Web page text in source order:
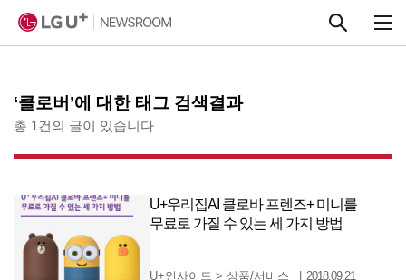
‘클로버’에 대한 태그 검색결과
총 1건의 글이 있습니다
U+우리집AI 클로바 프렌즈+ 미니를
무료로 가질 수 있는 세 가지 방법
U+인사이드 >상품/서비스 2018.09.21